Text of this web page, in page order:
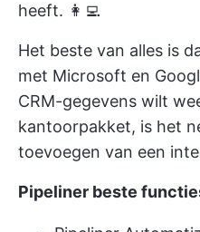
heeft. 👩‍💻
Het beste van alles is
met Microsoft en
CRM-gegevens wilt
kantoorpakket, is het
toevoegen van een
Pipeliner beste